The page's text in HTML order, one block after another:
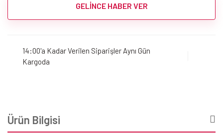
GELİNCE HABER VER
14:00'a Kadar Verilen Siparişler Aynı Gün
Kargoda
Ürün Bilgisi